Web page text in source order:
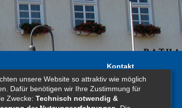
Kontakt
Impressum
Erklärung zur
Barrierefreiheit
unsere Website so attraktiv wie möglich
Dafür benötigen wir Ihre Zustimmung für
Zwecke: Technisch notwendig &